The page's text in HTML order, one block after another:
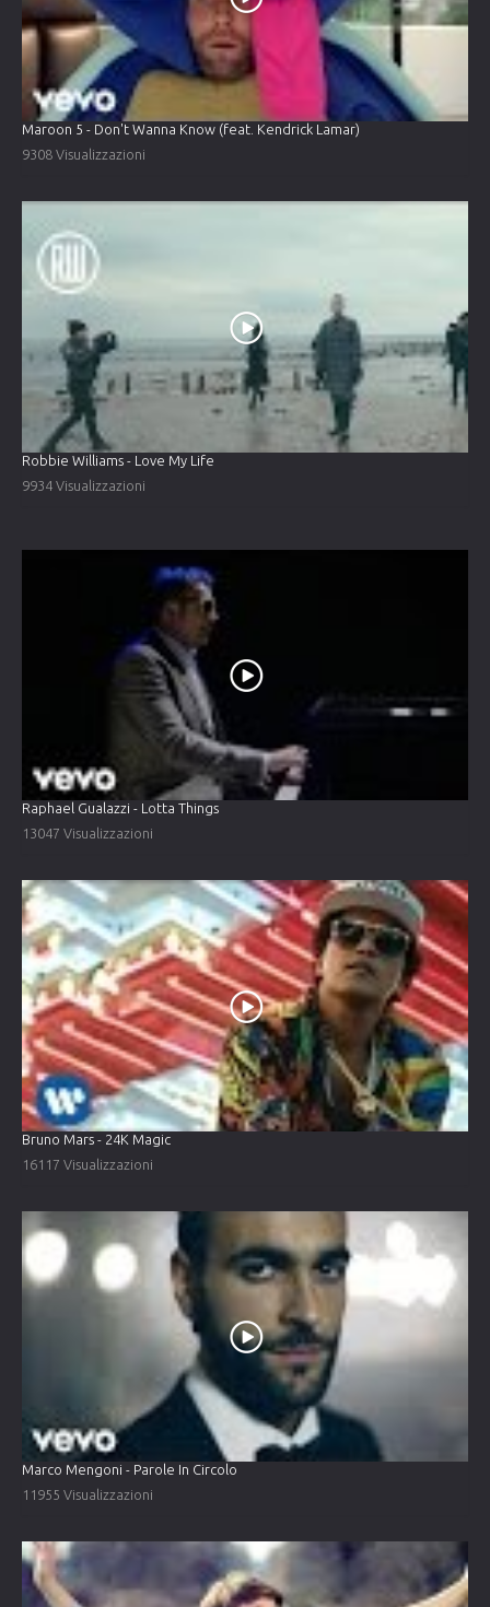
Maroon 5 - Don't Wanna Know (feat. Kendrick Lamar)
9308 Visualizzazioni
Robbie Williams - Love My Life
9934 Visualizzazioni
Raphael Gualazzi - Lotta Things
13047 Visualizzazioni
Bruno Mars - 24K Magic
16117 Visualizzazioni
Marco Mengoni - Parole In Circolo
11955 Visualizzazioni